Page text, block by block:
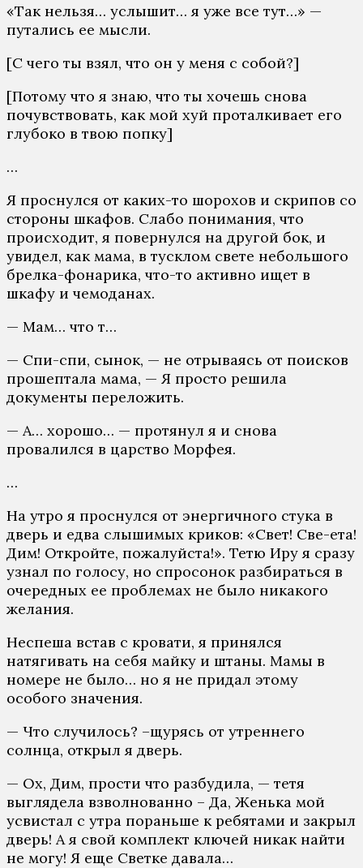
«Так нельзя… услышит… я уже все тут…» —
путались ее мысли.
[С чего ты взял, что он у меня с собой?]
[Потому что я знаю, что ты хочешь снова
почувствовать, как мой хуй проталкивает его
глубоко в твою попку]
…
Я проснулся от каких-то шорохов и скрипов со
стороны шкафов. Слабо понимания, что
происходит, я повернулся на другой бок, и
увидел, как мама, в тусклом свете небольшого
брелка-фонарика, что-то активно ищет в
шкафу и чемоданах.
— Мам… что т…
— Спи-спи, сынок, — не отрываясь от поисков
прошептала мама, — Я просто решила
документы переложить.
— А… хорошо… — протянул я и снова
провалился в царство Морфея.
…
На утро я проснулся от энергичного стука в
дверь и едва слышимых криков: «Свет! Све-ета!
Дим! Откройте, пожалуйста!». Тетю Иру я сразу
узнал по голосу, но спросонок разбираться в
очередных ее проблемах не было никакого
желания.
Неспеша встав с кровати, я принялся
натягивать на себя майку и штаны. Мамы в
номере не было… но я не придал этому
особого значения.
— Что случилось? –щурясь от утреннего
солнца, открыл я дверь.
— Ох, Дим, прости что разбудила, — тетя
выглядела взволнованно – Да, Женька мой
усвистал с утра пораньше к ребятами и закрыл
дверь! А я свой комплект ключей никак найти
не могу! Я еще Светке давала…